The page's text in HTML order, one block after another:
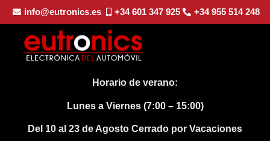
info@eutronics.es +34 601 347 925 +34 955 514 248
Horario de verano:
Lunes a Viernes (7:00 – 15:00)
Del 10 al 23 de Agosto Cerrado por Vacaciones